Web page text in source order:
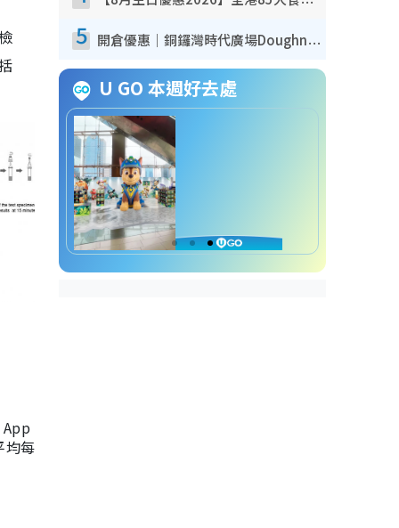
均每
5 開倉優惠｜銅鑼灣時代廣場Doughnut/Campo Marzio開倉低至1折！背囊、書包、手袋劈價$200起
U GO 本週好去處